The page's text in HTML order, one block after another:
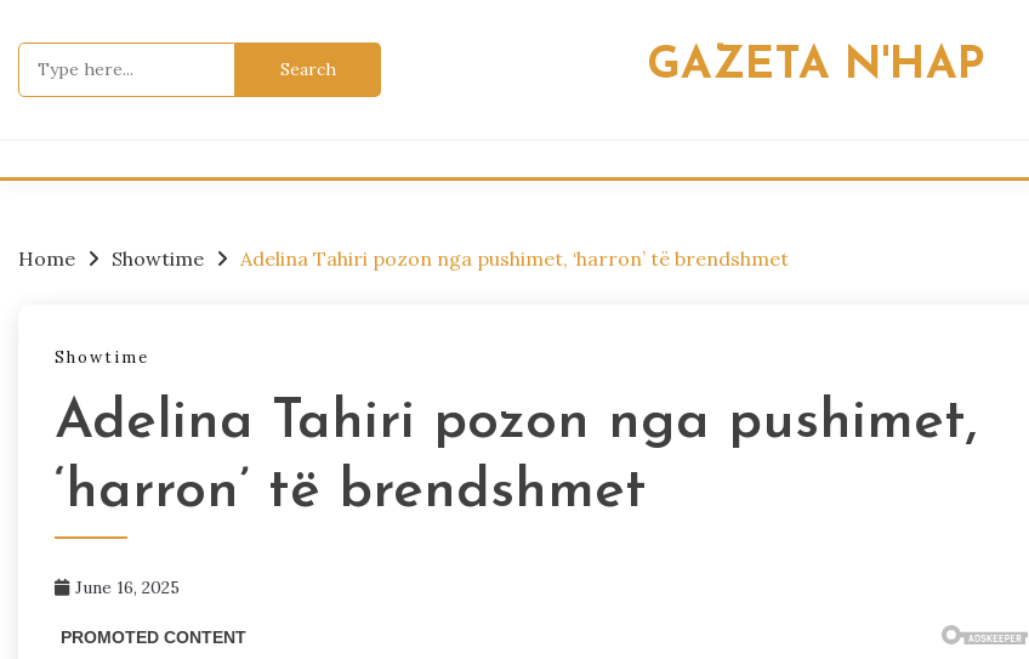
to
content
GAZETA N'HAP
Home Showtime Adelina Tahiri pozon nga pushimet, ‘harron’ të brendshmet
Showtime
Adelina Tahiri pozon nga pushimet,
‘harron’ të brendshmet
June 16, 2025